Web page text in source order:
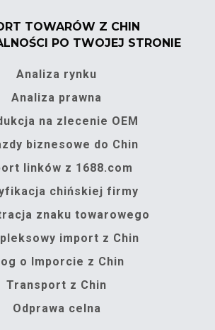
TOWARÓW Z CHIN
PO TWOJEJ STRONIE
Analiza rynku
Analiza prawna
na zlecenie OEM
biznesowe do Chin
linków z 1688.com
chińskiej firmy
znaku towarowego
import z Chin
o Imporcie z Chin
Transport z Chin
Odprawa celna